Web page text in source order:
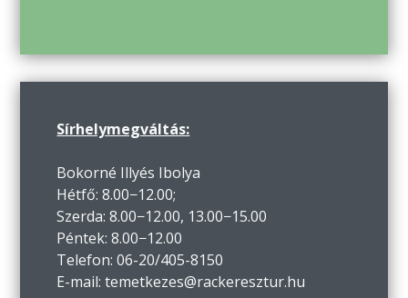
Sírhelymegváltás:
Bokorné Illyés Ibolya
Hétfő: 8.00−12.00;
Szerda: 8.00−12.00, 13.00−15.00
Péntek: 8.00−12.00
Telefon: 06-20/405-8150
E-mail: temetkezes@rackeresztur.hu